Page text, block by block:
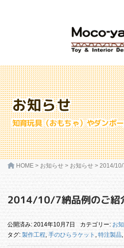
お知らせ
知育玩具（おもちゃ）やダンボ
HOME > お知らせ > お知らせ > 2014/10/
2014/10/7納品例のご紹
公開済み: 2014年10月7日 カテゴリー: お
タグ: 製作工程, 手のひらラケット , 特注製品,